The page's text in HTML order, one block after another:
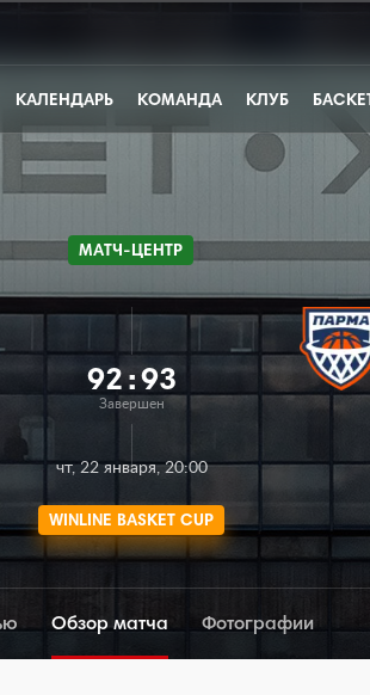
КАЛЕНДАРЬ КОМАНДА КЛУБ
МАТЧ-ЦЕНТР
92:93
Завершен
чт, 22 января, 20:00
WINLINE BASKET CUP
Обзор матча Фотографии